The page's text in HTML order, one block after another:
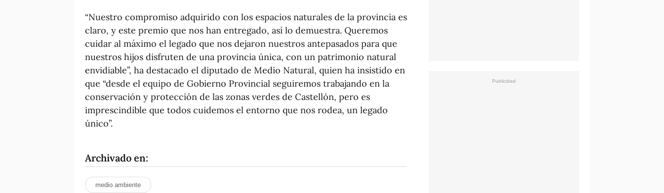
“Nuestro compromiso adquirido con los espacios naturales de la provincia es
claro, y este premio que nos han entregado, así lo demuestra. Queremos
cuidar al máximo el legado que nos dejaron nuestros antepasados para que
nuestros hijos disfruten de una provincia única, con un patrimonio natural
envidiable”, ha destacado el diputado de Medio Natural, quien ha insistido en
que “desde el equipo de Gobierno Provincial seguiremos trabajando en la
conservación y protección de las zonas verdes de Castellón, pero es
imprescindible que todos cuidemos el entorno que nos rodea, un legado
único”.
Archivado en:
medio ambiente